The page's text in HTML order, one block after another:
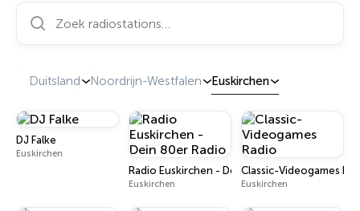
Duitsland Noordrijn-Westfalen Euskirchen
DJ Falke
Euskirchen
Radio Euskirchen - Dein 80er Radio
Euskirchen
Classic-Videogames
Euskirchen